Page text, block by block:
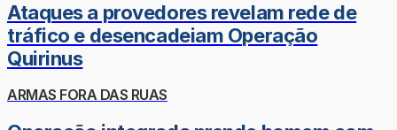
Ataques a provedores revelam rede de
tráfico e desencadeiam Operação
Quirinus
ARMAS FORA DAS RUAS